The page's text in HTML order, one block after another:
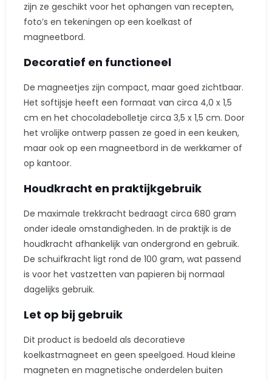
zijn ze geschikt voor het ophangen van recepten,
foto’s en tekeningen op een koelkast of
magneetbord.
Decoratief en functioneel
De magneetjes zijn compact, maar goed zichtbaar.
Het softijsje heeft een formaat van circa 4,0 x 1,5
cm en het chocoladebolletje circa 3,5 x 1,5 cm. Door
het vrolijke ontwerp passen ze goed in een keuken,
maar ook op een magneetbord in de werkkamer of
op kantoor.
Houdkracht en praktijkgebruik
De maximale trekkracht bedraagt circa 680 gram
onder ideale omstandigheden. In de praktijk is de
houdkracht afhankelijk van ondergrond en gebruik.
De schuifkracht ligt rond de 100 gram, wat passend
is voor het vastzetten van papieren bij normaal
dagelijks gebruik.
Let op bij gebruik
Dit product is bedoeld als decoratieve
koelkastmagneet en geen speelgoed. Houd kleine
magneten en magnetische onderdelen buiten